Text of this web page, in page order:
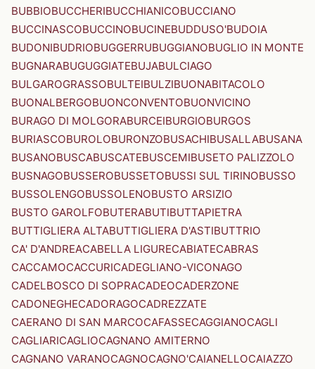
BUBBIOBUCCHERIBUCCHIANICOBUCCIANO
BUCCINASCOBUCCINOBUCINEBUDDUSO'BUDOIA
BUDONIBUDRIOBUGGERRUBUGGIANOBUGLIO IN MONTE
BUGNARABUGUGGIATEBUJABULCIAGO
BULGAROGRASSOBULTEIBULZIBUONABITACOLO
BUONALBERGOBUONCONVENTOBUONVICINO
BURAGO DI MOLGORABURCEIBURGIOBURGOS
BURIASCOBUROLOBURONZOBUSACHIBUSALLABUSANA
BUSANOBUSCABUSCATEBUSCEMIBUSETO PALIZZOLO
BUSNAGOBUSSEROBUSSETOBUSSI SUL TIRINOBUSSO
BUSSOLENGOBUSSOLENOBUSTO ARSIZIO
BUSTO GAROLFOBUTERABUTIBUTTAPIETRA
BUTTIGLIERA ALTABUTTIGLIERA D'ASTIBUTTRIO
CA' D'ANDREACABELLA LIGURECABIATECABRAS
CACCAMOCACCURICADEGLIANO-VICONAGO
CADELBOSCO DI SOPRACADEOCADERZONE
CADONEGHECADORAGOCADREZZATE
CAERANO DI SAN MARCOCAFASSECAGGIANOCAGLI
CAGLIARICAGLIOCAGNANO AMITERNO
CAGNANO VARANOCAGNOCAGNO'CAIANELLOCAIAZZO